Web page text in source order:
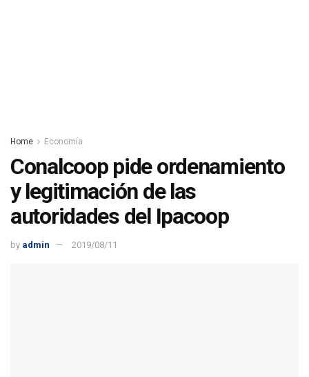
Home Economía
Conalcoop pide ordenamiento
y legitimación de las
autoridades del Ipacoop
by admin 2019/08/11